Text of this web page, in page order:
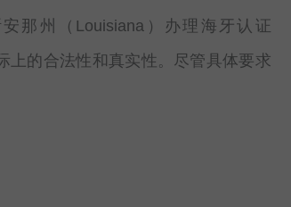
那州（Louisiana）办理海牙认证
上的合法性和真实性。尽管具体要求